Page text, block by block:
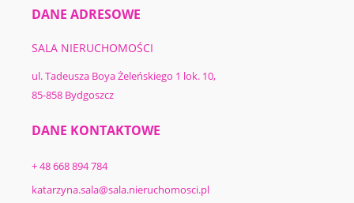
DANE ADRESOWE
SALA NIERUCHOMOŚCI
ul. Tadeusza Boya Żeleńskiego 1 lok. 10,
85-858 Bydgoszcz
DANE KONTAKTOWE
+ 48 668 894 784
katarzyna.sala@sala.nieruchomosci.pl